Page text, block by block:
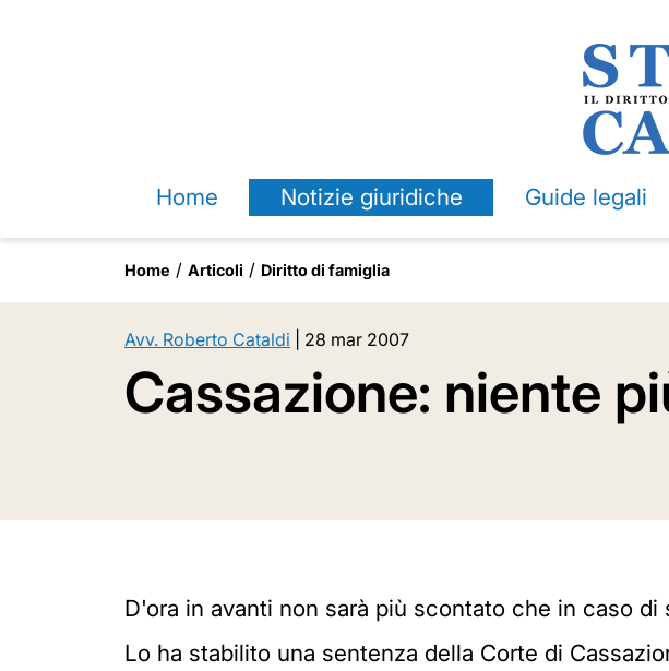
Home Notizie giuridiche Guide legali
Home Articoli Diritto di famiglia
Avv. Roberto Cataldi 28 mar 2007
Cassazione: niente
D'ora in avanti non sarà più scontato che in caso
Lo ha stabilito una sentenza della Corte di